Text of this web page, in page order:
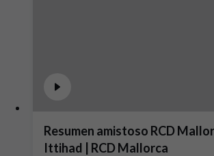
Resumen amistoso RCD
Ittihad | RCD Mallorca